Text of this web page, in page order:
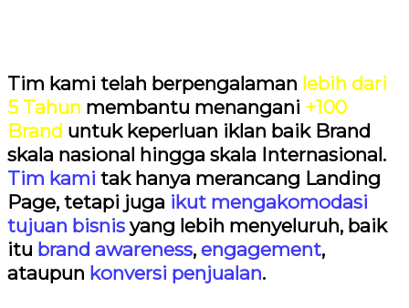
Tim kami telah berpengalaman lebih dari
5 Tahun membantu menangani +100
Brand untuk keperluan iklan baik Brand
skala nasional hingga skala Internasional.
Tim kami tak hanya merancang Landing
Page, tetapi juga ikut mengakomodasi
tujuan bisnis yang lebih menyeluruh, baik
itu brand awareness, engagement,
ataupun konversi penjualan.